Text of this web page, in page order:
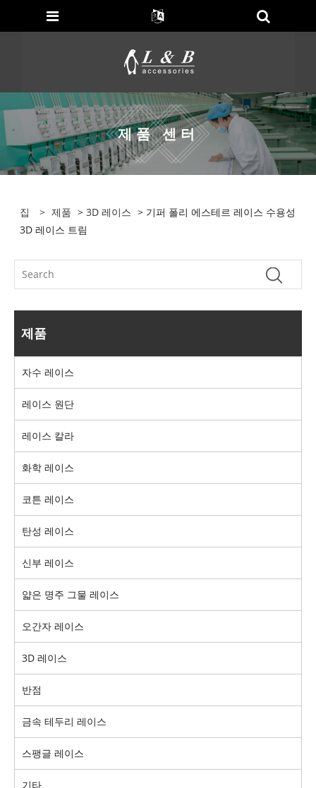
제품 센터
집 > 제품 >3D 레이스 > 기퍼 폴리 에스테르 레이스 수용성
3D 레이스 트림
제품
자수 레이스
레이스 원단
레이스 칼라
화학 레이스
코튼 레이스
탄성 레이스
신부 레이스
얇은 명주 그물 레이스
오간자 레이스
3D 레이스
반점
금속 테두리 레이스
스팽글 레이스
기타